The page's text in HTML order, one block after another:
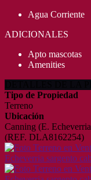
Agua Corriente
ADICIONALES
Apto mascotas
Amenities
Tipo de Propiedad
Terreno
Ubicación
Canning (E.
(REF. DLA8162254)